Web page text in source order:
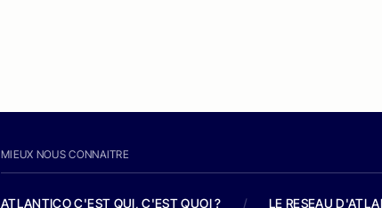
MIEUX NOUS CONNAITRE
ATLANTICO C'EST QUI, C'EST QUOI ? / LE RESEAU